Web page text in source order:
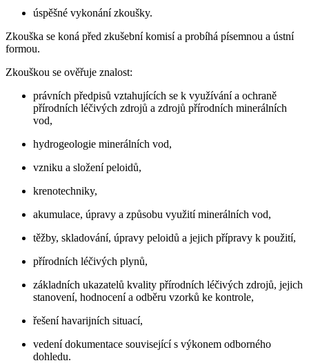
úspěšné vykonání zkoušky.
Zkouška se koná před zkušební komisí a probíhá písemnou a ústní
formou.
Zkouškou se ověřuje znalost:
právních předpisů vztahujících se k využívání a ochraně
přírodních léčivých zdrojů a zdrojů přírodních minerálních
vod,
hydrogeologie minerálních vod,
vzniku a složení peloidů,
krenotechniky,
akumulace, úpravy a způsobu využití minerálních vod,
těžby, skladování, úpravy peloidů a jejich přípravy k použití,
přírodních léčivých plynů,
základních ukazatelů kvality přírodních léčivých zdrojů, jejich
stanovení, hodnocení a odběru vzorků ke kontrole,
řešení havarijních situací,
vedení dokumentace související s výkonem odborného
dohledu.